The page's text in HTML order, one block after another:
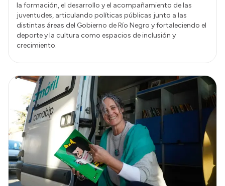
la formación, el desarrollo y el acompañamiento de las
juventudes, articulando políticas públicas junto a las
distintas áreas del Gobierno de Río Negro y fortaleciendo el
deporte y la cultura como espacios de inclusión y
crecimiento.